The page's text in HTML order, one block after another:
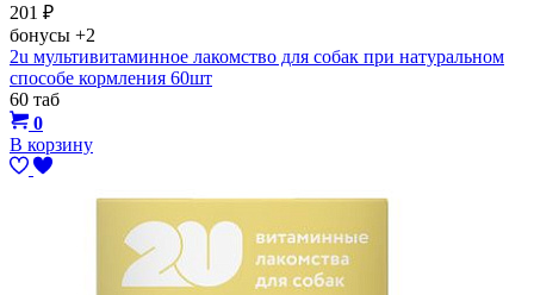
201 ₽
бонусы +2
2u мультивитаминное лакомство для собак при натуральном
способе кормления 60шт
60 таб
0
В корзину